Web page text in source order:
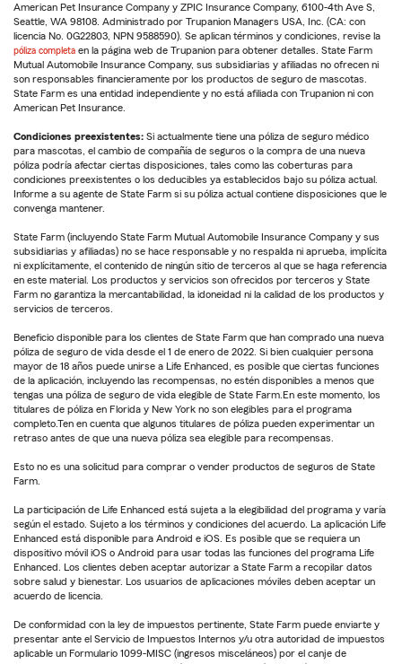
American Pet Insurance Company y ZPIC Insurance Company, 6100-4th Ave S,
Seattle, WA 98108. Administrado por Trupanion Managers USA, Inc. (CA: con
licencia No. 0G22803, NPN 9588590). Se aplican términos y condiciones, revise la
póliza completa en la página web de Trupanion para obtener detalles. State Farm
Mutual Automobile Insurance Company, sus subsidiarias y afiliadas no ofrecen ni
son responsables financieramente por los productos de seguro de mascotas.
State Farm es una entidad independiente y no está afiliada con Trupanion ni con
American Pet Insurance.
Condiciones preexistentes: Si actualmente tiene una póliza de seguro médico
para mascotas, el cambio de compañía de seguros o la compra de una nueva
póliza podría afectar ciertas disposiciones, tales como las coberturas para
condiciones preexistentes o los deducibles ya establecidos bajo su póliza actual.
Informe a su agente de State Farm si su póliza actual contiene disposiciones que le
convenga mantener.
State Farm (incluyendo State Farm Mutual Automobile Insurance Company y sus
subsidiarias y afiliadas) no se hace responsable y no respalda ni aprueba, implícita
ni explícitamente, el contenido de ningún sitio de terceros al que se haga referencia
en este material. Los productos y servicios son ofrecidos por terceros y State
Farm no garantiza la mercantabilidad, la idoneidad ni la calidad de los productos y
servicios de terceros.
Beneficio disponible para los clientes de State Farm que han comprado una nueva
póliza de seguro de vida desde el 1 de enero de 2022. Si bien cualquier persona
mayor de 18 años puede unirse a Life Enhanced, es posible que ciertas funciones
de la aplicación, incluyendo las recompensas, no estén disponibles a menos que
tengas una póliza de seguro de vida elegible de State Farm.En este momento, los
titulares de póliza en Florida y New York no son elegibles para el programa
completo.Ten en cuenta que algunos titulares de póliza pueden experimentar un
retraso antes de que una nueva póliza sea elegible para recompensas.
Esto no es una solicitud para comprar o vender productos de seguros de State
Farm.
La participación de Life Enhanced está sujeta a la elegibilidad del programa y varía
según el estado. Sujeto a los términos y condiciones del acuerdo. La aplicación Life
Enhanced está disponible para Android e iOS. Es posible que se requiera un
dispositivo móvil iOS o Android para usar todas las funciones del programa Life
Enhanced. Los clientes deben aceptar autorizar a State Farm a recopilar datos
sobre salud y bienestar. Los usuarios de aplicaciones móviles deben aceptar un
acuerdo de licencia.
De conformidad con la ley de impuestos pertinente, State Farm puede enviarte y
presentar ante el Servicio de Impuestos Internos y/u otra autoridad de impuestos
aplicable un Formulario 1099-MISC (ingresos misceláneos) por el canje de